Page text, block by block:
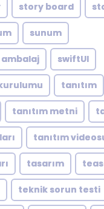
story board
sunum
swiftUI
tanıtım
tanıtım metni
tanıtım
tasarım
teknik sorun testi